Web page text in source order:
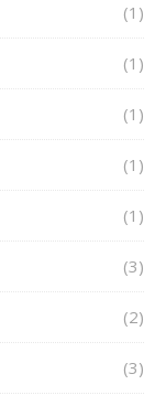
(1)
(1)
(1)
(1)
(1)
(3)
(2)
(3)